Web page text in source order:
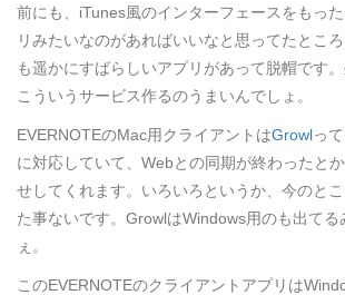
前にも、iTunes風のインターフェースをもっ
リみたいなのがあればいいなと思ってたとこ
も遥かにすばらしいアプリがあって脱帽です
こういうサービス作るのうまいんでしょ。
EVERNOTEのMac用クライアントはGrowlっ
に対応していて、Webとの同期が終わったと
せしてくれます。いろいろというか、今のと
た事ないです。GrowlはWindows用のも出て
ぇ。
このEVERNOTEのクライアントアプリは